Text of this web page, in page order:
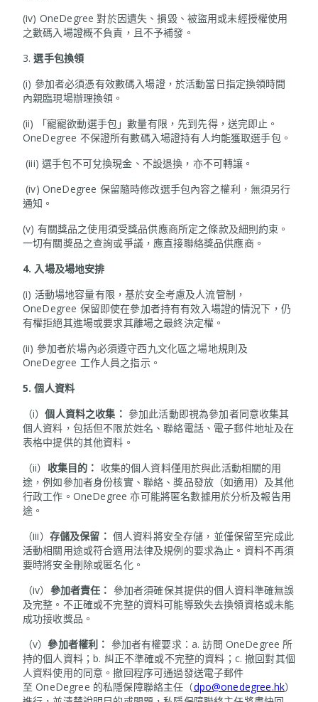
(iv) OneDegree 對於因遺失、損毀、被盜用或未經授權使用
之數碼入場證概不負責，且不予補發。
3.選手包換領
(i) 參加者必須憑有效數碼入場證，於活動當日指定換領時間
內親臨現場辦理換領。
(ii) 「寵寵欲動選手包」數量有限，先到先得，送完即止。
OneDegree 不保證所有數碼入場證持有人均能獲取選手包。
(iii) 選手包不可兌換現金、不設退換，亦不可轉讓。
(iv) OneDegree 保留隨時修改選手包內容之權利，無須另行
通知。
(v) 有關獎品之使用須受獎品供應商所定之條款及細則約束。
一切有關獎品之查詢或爭議，應直接聯絡獎品供應商。
4. 入場及場地安排
(i) 活動場地容量有限，基於安全考慮及人流管制，
OneDegree 保留即使在參加者持有有效入場證的情況下，仍
有權拒絕其進場或要求其離場之最終決定權。
(ii) 參加者於場內必須遵守西九文化區之場地規則及
OneDegree 工作人員之指示。
5.個人資料
（i）個人資料之收集： 參加此活動即視為參加者同意收集其
個人資料，包括但不限於姓名、聯絡電話、電子郵件地址及在
表格中提供的其他資料。
（ii） 收集目的： 收集的個人資料僅用於與此活動相關的用
途，例如參加者身份核實、聯絡、獎品發放（如適用）及其他
行政工作。OneDegree 亦可能將匿名數據用於分析及報告用
途。
（iii） 存儲及保留： 個人資料將安全存儲，並僅保留至完成此
活動相關用途或符合適用法律及規例的要求為止。資料不再須
要時將安全刪除或匿名化。
（iv） 參加者責任： 參加者須確保其提供的個人資料準確無誤
及完整。不正確或不完整的資料可能導致失去換領資格或未能
成功接收獎品。
（v）參加者權利： 參加者有權要求：a. 訪問 OneDegree 所
持的個人資料；b. 糾正不準確或不完整的資料；c. 撤回對其個
人資料使用的同意。撤回程序可通過發送電子郵件
至 OneDegree 的私隱保障聯絡主任（dpo@onedegree.hk）